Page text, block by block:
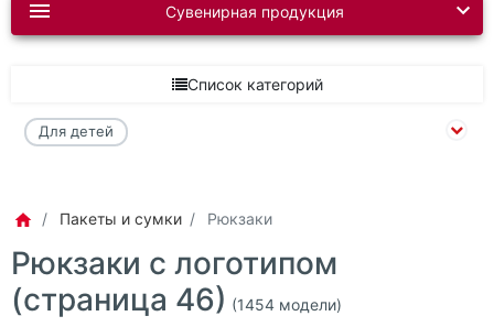
Сувенирная продукция
Список категорий
Для детей
Пакеты и сумки Рюкзаки
Рюкзаки с логотипом
(страница 46) (1454 модели)